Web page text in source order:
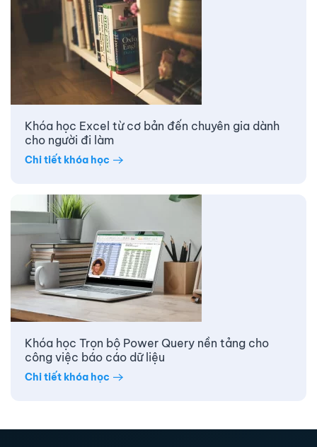
Khóa học Excel từ cơ bản đến chuyên gia dành
cho người đi làm
Chi tiết khóa học
Khóa học Trọn bộ Power Query nền tảng cho
công việc báo cáo dữ liệu
Chi tiết khóa học